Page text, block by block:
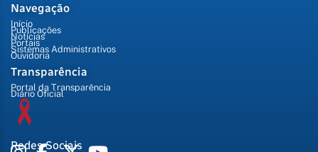
Navegação
Início
Publicações
Notícias
Portais
Sistemas Administrativos
Ouvidoria
Transparência
Portal da Transparência
Diário Oficial
Redes Sociais